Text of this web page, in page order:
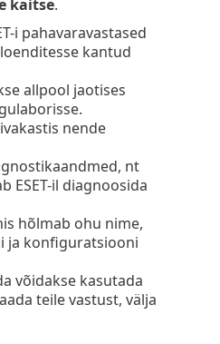
kaitse.
i pahavaravastased
kantud
allpool jaotises
nende
nt
ESET-il diagnoosida
hõlmab ohu nime,
ja konfiguratsiooni
võidakse kasutada
teile vastust, välja